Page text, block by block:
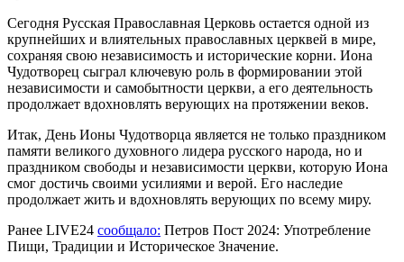
Сегодня Русская Православная Церковь остается одной из
крупнейших и влиятельных православных церквей в мире,
сохраняя свою независимость и исторические корни. Иона
Чудотворец сыграл ключевую роль в формировании этой
независимости и самобытности церкви, а его деятельность
продолжает вдохновлять верующих на протяжении веков.
Итак, День Ионы Чудотворца является не только праздником
памяти великого духовного лидера русского народа, но и
праздником свободы и независимости церкви, которую Иона
смог достичь своими усилиями и верой. Его наследие
продолжает жить и вдохновлять верующих по всему миру.
Ранее LIVE24 сообщало: Петров Пост 2024: Употребление
Пищи, Традиции и Историческое Значение.